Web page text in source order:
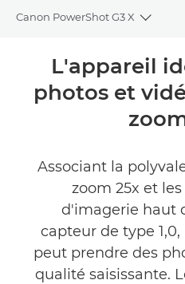
Canon PowerShot G3 X
Toggle
Présentation
Caractéristiques
L'appareil
photos et
Associant la
zoom 25x et
d'imagerie haut
capteur de type
peut prendre des
qualité saisissante.